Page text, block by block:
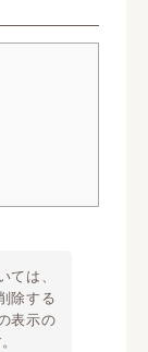
は、
除する
表示の